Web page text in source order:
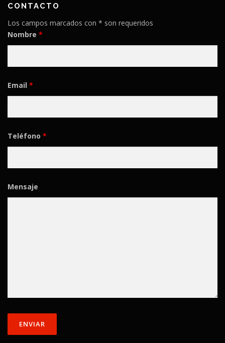
CONTACTO
Los campos marcados con * son requeridos
Nombre *
Email *
Teléfono *
Mensaje